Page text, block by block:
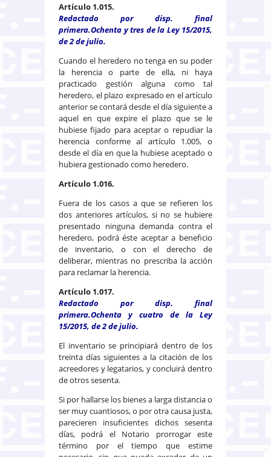
Artículo 1.015.
Redactado por disp. final
primera.Ochenta y tres de la Ley 15/2015,
de 2 de julio.
Cuando el heredero no tenga en su poder
la herencia o parte de ella, ni haya
practicado gestión alguna como tal
heredero, el plazo expresado en el artículo
anterior se contará desde el día siguiente a
aquel en que expire el plazo que se le
hubiese fijado para aceptar o repudiar la
herencia conforme al artículo 1.005, o
desde el día en que la hubiese aceptado o
hubiera gestionado como heredero.
Artículo 1.016.
Fuera de los casos a que se refieren los
dos anteriores artículos, si no se hubiere
presentado ninguna demanda contra el
heredero, podrá éste aceptar a beneficio
de inventario, o con el derecho de
deliberar, mientras no prescriba la acción
para reclamar la herencia.
Artículo 1.017.
Redactado por disp. final
primera.Ochenta y cuatro de la Ley
15/2015, de 2 de julio.
El inventario se principiará dentro de los
treinta días siguientes a la citación de los
acreedores y legatarios, y concluirá dentro
de otros sesenta.
Si por hallarse los bienes a larga distancia o
ser muy cuantiosos, o por otra causa justa,
parecieren insuficientes dichos sesenta
días, podrá el Notario prorrogar este
término por el tiempo que estime